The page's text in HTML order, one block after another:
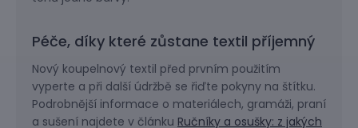
Péče, díky které zůstane textil příjemný
Nový koupelnový textil před prvním použitím
vyperte a při další údržbě se řiďte pokyny na štítku.
Podrobnější informace o materiálech, gramáži, praní
a sušení najdete v článku Ručníky a osušky: z jakých